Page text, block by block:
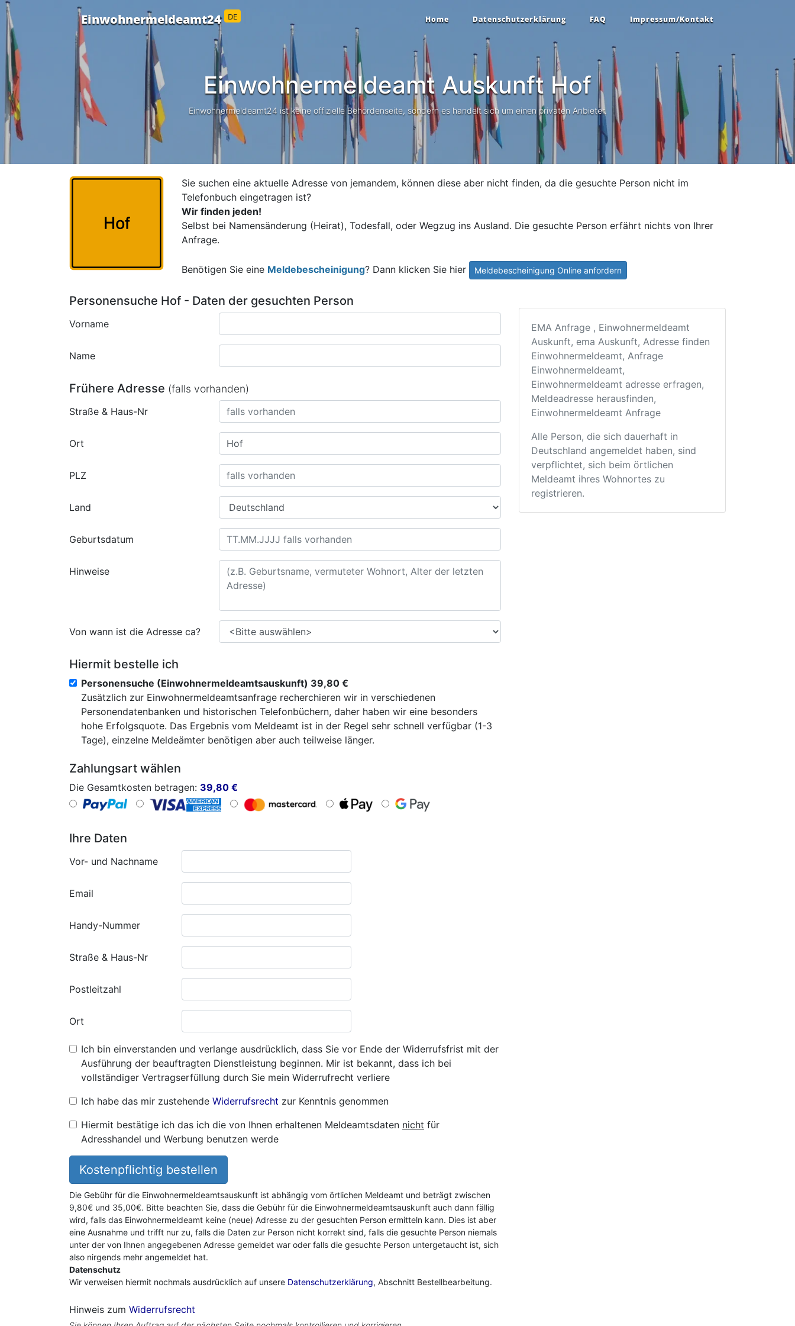
Einwohnermeldeamt24 DE Home Datenschutzerklärung FAQ Impressum/Kontakt
Einwohnermeldeamt Auskunft Hof
Einwohnermeldeamt24 ist keine offizielle Behördenseite, sondern es handelt sich um einen privaten Anbieter.
Sie suchen eine aktuelle Adresse von jemandem, können diese aber nicht finden, da die gesuchte Person nicht im
Telefonbuch eingetragen ist?
Wir finden jeden!
Selbst bei Namensänderung (Heirat), Todesfall, oder Wegzug ins Ausland. Die gesuchte Person erfährt nichts von Ihrer
Anfrage.
Benötigen Sie eine Meldebescheinigung? Dann klicken Sie hier Meldebescheinigung Online anfordern
Personensuche Hof - Daten der gesuchten Person
Vorname
Name
Frühere Adresse (falls vorhanden)
Straße & Haus-Nr
Ort
PLZ
Land
Geburtsdatum
Hinweise
Von wann ist die Adresse ca?
Hiermit bestelle ich
Personensuche (Einwohnermeldeamtsauskunft) 39,80 €
Zusätzlich zur Einwohnermeldeamtsanfrage recherchieren wir in verschiedenen
Personendatenbanken und historischen Telefonbüchern, daher haben wir eine besonders
hohe Erfolgsquote. Das Ergebnis vom Meldeamt ist in der Regel sehr schnell verfügbar (1-3
Tage), einzelne Meldeämter benötigen aber auch teilweise länger.
Zahlungsart wählen
Die Gesamtkosten betragen: 39,80 €
Ihre Daten
Vor- und Nachname
Email
Handy-Nummer
Straße & Haus-Nr
Postleitzahl
Ort
Ich bin einverstanden und verlange ausdrücklich, dass Sie vor Ende der Widerrufsfrist mit der
Ausführung der beauftragten Dienstleistung beginnen. Mir ist bekannt, dass ich bei
vollständiger Vertragserfüllung durch Sie mein Widerrufrecht verliere
Ich habe das mir zustehende Widerrufsrecht zur Kenntnis genommen
Hiermit bestätige ich das ich die von Ihnen erhaltenen Meldeamtsdaten nicht für
Adresshandel und Werbung benutzen werde
Kostenpflichtig bestellen
Die Gebühr für die Einwohnermeldeamtsauskunft ist abhängig vom örtlichen Meldeamt und beträgt zwischen
9,80€ und 35,00€. Bitte beachten Sie, dass die Gebühr für die Einwohnermeldeamtsauskunft auch dann fällig
wird, falls das Einwohnermeldeamt keine (neue) Adresse zu der gesuchten Person ermitteln kann. Dies ist aber
eine Ausnahme und trifft nur zu, falls die Daten zur Person nicht korrekt sind, falls die gesuchte Person niemals
unter der von Ihnen angegebenen Adresse gemeldet war oder falls die gesuchte Person untergetaucht ist, sich
also nirgends mehr angemeldet hat.
Datenschutz
Wir verweisen hiermit nochmals ausdrücklich auf unsere Datenschutzerklärung, Abschnitt Bestellbearbeitung.
Hinweis zum Widerrufsrecht
EMA Anfrage , Einwohnermeldeamt
Auskunft, ema Auskunft, Adresse finden
Einwohnermeldeamt, Anfrage
Einwohnermeldeamt,
Einwohnermeldeamt adresse erfragen,
Meldeadresse herausfinden,
Einwohnermeldeamt Anfrage
Alle Person, die sich dauerhaft in
Deutschland angemeldet haben, sind
verpflichtet, sich beim örtlichen
Meldeamt ihres Wohnortes zu
registrieren.